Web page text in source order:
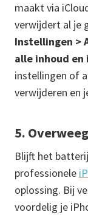
maakt via
verwijdert al je
Instellingen >
alle inhoud
instellingen of
verwijderen en
5.
Blijft het
professionele
oplossing. Bij
voordelig je